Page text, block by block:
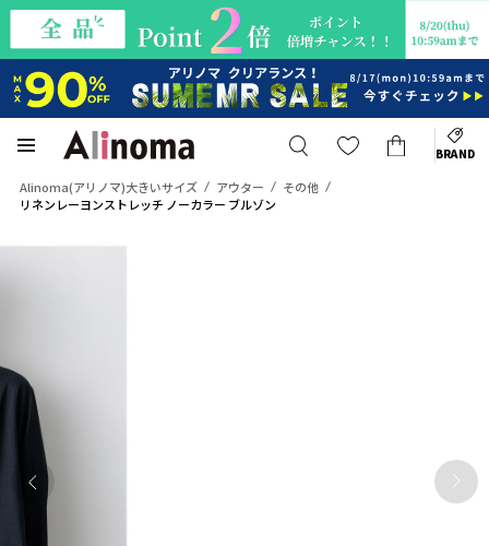
BRAND
Alinoma(アリノマ)大きいサイズ アウター
その他
リネンレーヨンストレッチ ノーカラー ブルゾン